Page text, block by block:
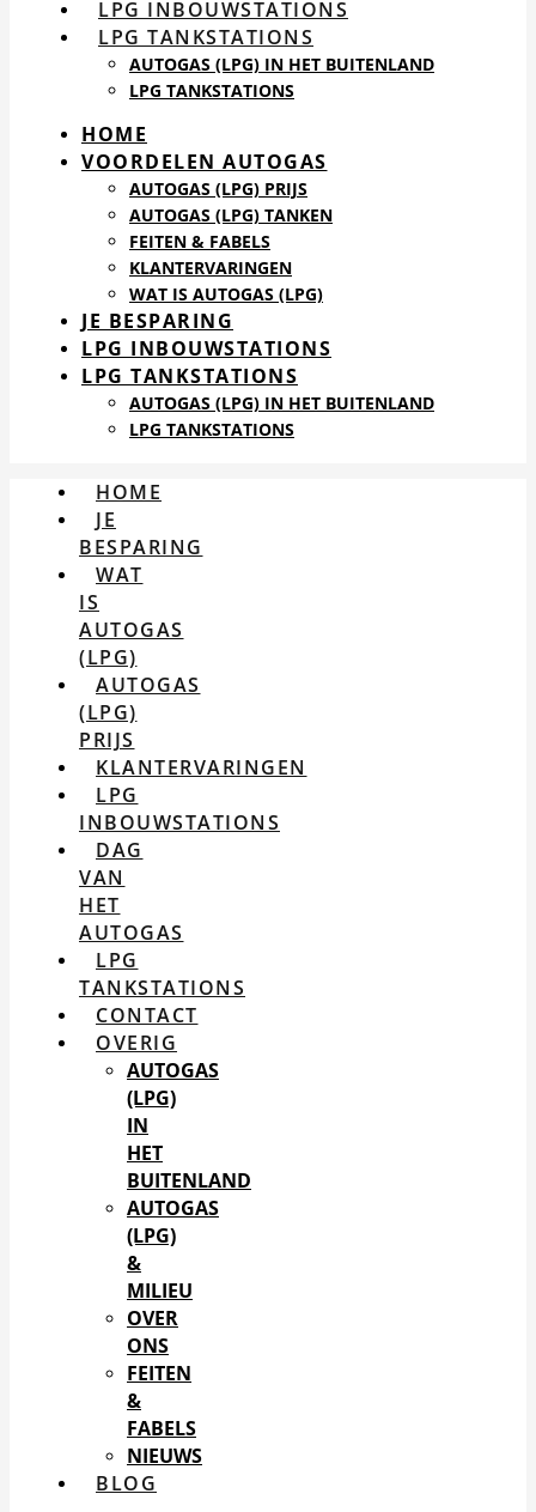
LPG INBOUWSTATIONS
LPG TANKSTATIONS
AUTOGAS (LPG) IN HET BUITENLAND
LPG TANKSTATIONS
HOME
VOORDELEN AUTOGAS
AUTOGAS (LPG) PRIJS
AUTOGAS (LPG) TANKEN
FEITEN & FABELS
KLANTERVARINGEN
WAT IS AUTOGAS (LPG)
JE BESPARING
LPG INBOUWSTATIONS
LPG TANKSTATIONS
AUTOGAS (LPG) IN HET BUITENLAND
LPG TANKSTATIONS
HOME
JE
BESPARING
WAT
IS
AUTOGAS
(LPG)
AUTOGAS
(LPG)
PRIJS
KLANTERVARINGEN
LPG
INBOUWSTATIONS
DAG
VAN
HET
AUTOGAS
LPG
TANKSTATIONS
CONTACT
OVERIG
AUTOGAS
(LPG)
IN
HET
BUITENLAND
AUTOGAS
(LPG)
&
MILIEU
OVER
ONS
FEITEN
&
FABELS
NIEUWS
BLOG